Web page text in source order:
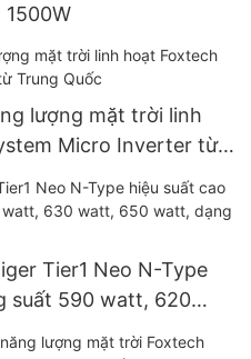
1500W
lượng mặt trời linh
Micro Inverter từ
Tier1 Neo N-Type
suất 590 watt, 620
module hai mặt.